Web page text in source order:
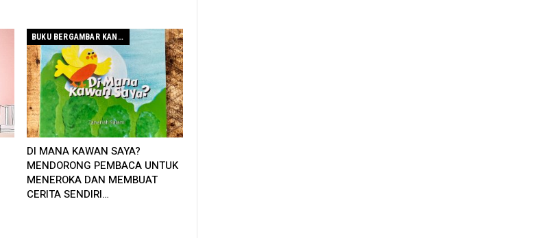
BUKU BERGAMBAR KANAK-KANAK
DI MANA KAWAN SAYA?
MENDORONG PEMBACA UNTUK
MENEROKA DAN MEMBUAT
CERITA SENDIRI…